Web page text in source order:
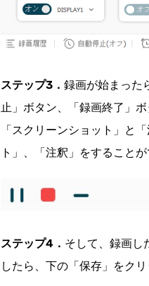
ステップ3． 録画が始まった
止」ボタン、「録画終了」
「スクリーンショット」と
ト」、「注釈」をすること
ステップ4． そして、録画し
したら、下の「保存」をク